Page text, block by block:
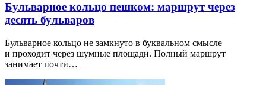
Бульварное кольцо пешком: маршрут через
десять бульваров
Бульварное кольцо не замкнуто в буквальном смысле
и проходит через шумные площади. Полный маршрут
занимает почти…